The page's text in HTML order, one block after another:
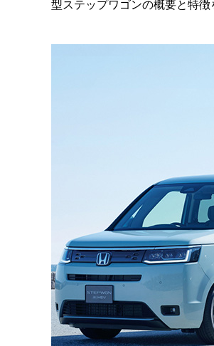
型ステップワゴンの概要と特徴